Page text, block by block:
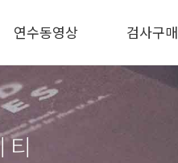
연수동영상 검사구매